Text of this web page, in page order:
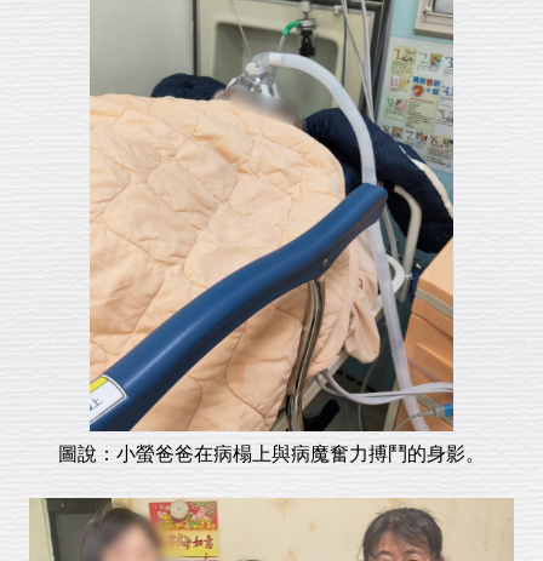
圖說：小螢爸爸在病榻上與病魔奮力搏鬥的身影。